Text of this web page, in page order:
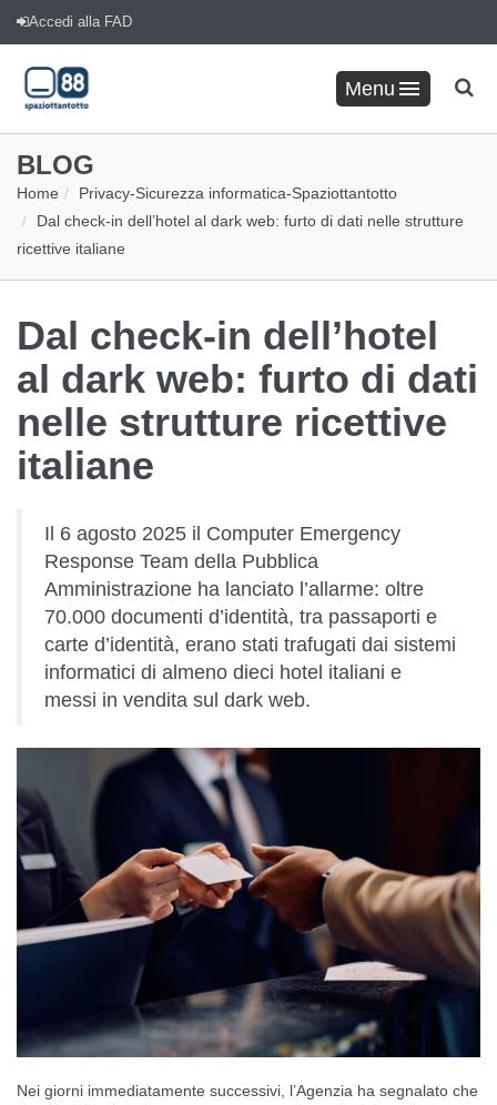
Accedi alla FAD
Menu
BLOG
Home Privacy-Sicurezza informatica-Spaziottantotto
Dal check-in dell’hotel al dark web: furto di dati nelle strutture
ricettive italiane
Dal check-in dell’hotel
al dark web: furto di dati
nelle strutture ricettive
italiane
Il 6 agosto 2025 il Computer Emergency
Response Team della Pubblica
Amministrazione ha lanciato l’allarme: oltre
70.000 documenti d’identità, tra passaporti e
carte d’identità, erano stati trafugati dai sistemi
informatici di almeno dieci hotel italiani e
messi in vendita sul dark web.
Nei giorni immediatamente successivi, l’Agenzia ha segnalato che